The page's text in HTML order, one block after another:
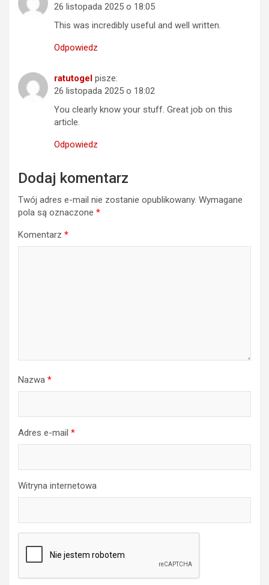
26 listopada 2025 o 18:05
This was incredibly useful and well written.
Odpowiedz
ratutogel pisze:
26 listopada 2025 o 18:02
You clearly know your stuff. Great job on this
article.
Odpowiedz
Dodaj komentarz
Twój adres e-mail nie zostanie opublikowany. Wymagane
pola są oznaczone *
Komentarz *
Nazwa *
Adres e-mail *
Witryna internetowa